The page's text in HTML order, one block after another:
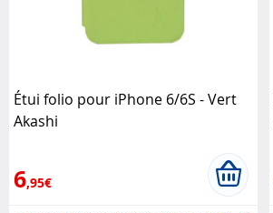
Étui folio pour iPhone 6/6S - Vert
Akashi
6,95€